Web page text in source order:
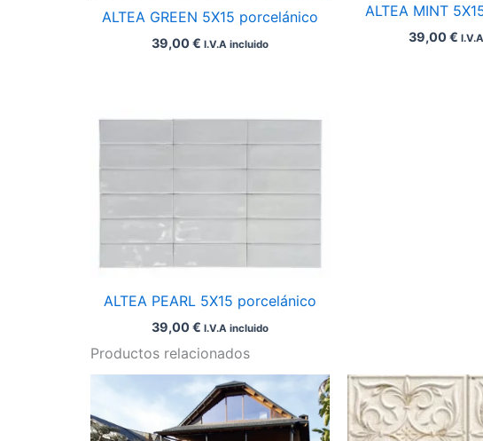
ALTEA GREEN 5X15 porcelánico
39,00€ I.V.A incluido
ALTEA MINT
39,00€
ALTEA PEARL 5X15 porcelánico
39,00€ I.V.A incluido
Productos relacionados